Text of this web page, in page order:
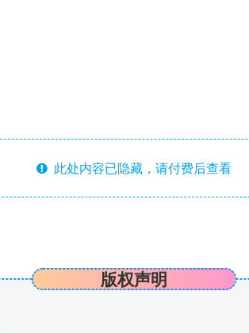
此处内容已隐藏，请付费后查看
版权声明